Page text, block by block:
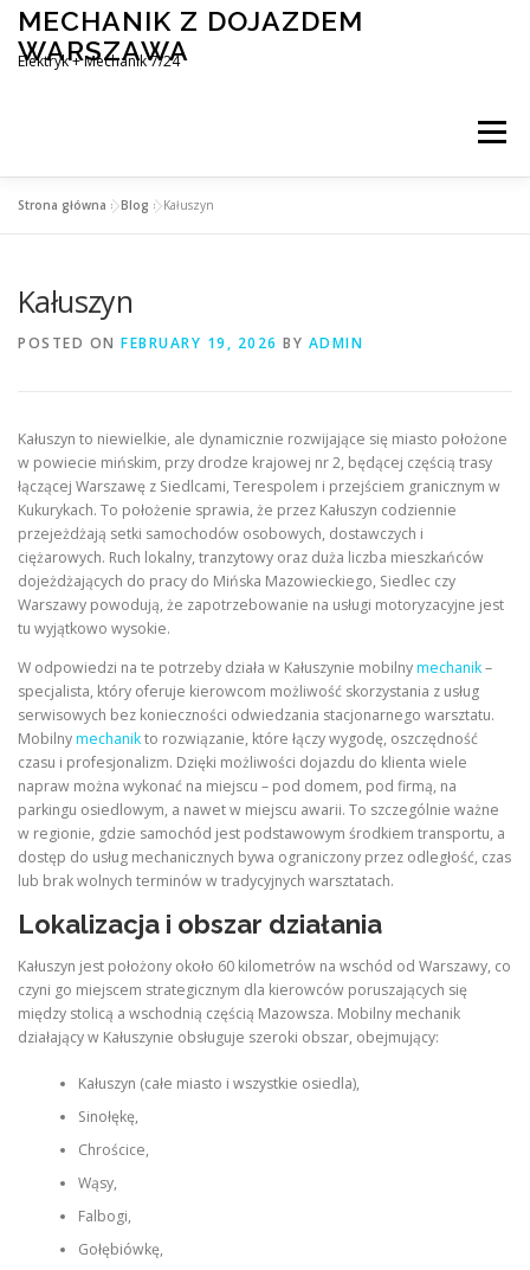
Skip
content
MECHANIK Z DOJAZDEM
WARSZAWA
Elektryk + Mechanik 7/24
Menu
ELEKTRYK SAMOCHODOWY
Strona główna »Blog »Kałuszyn
Kałuszyn
POSTED ON FEBRUARY 19, 2026 BY ADMIN
Kałuszyn to niewielkie, ale dynamicznie rozwijające się miasto położone
w powiecie mińskim, przy drodze krajowej nr 2, będącej częścią trasy
łączącej Warszawę z Siedlcami, Terespolem i przejściem granicznym w
Kukurykach. To położenie sprawia, że przez Kałuszyn codziennie
przejeżdżają setki samochodów osobowych, dostawczych i
ciężarowych. Ruch lokalny, tranzytowy oraz duża liczba mieszkańców
dojeżdżających do pracy do Mińska Mazowieckiego, Siedlec czy
Warszawy powodują, że zapotrzebowanie na usługi motoryzacyjne jest
tu wyjątkowo wysokie.
W odpowiedzi na te potrzeby działa w Kałuszynie mobilnymechanik–
specjalista, który oferuje kierowcom możliwość skorzystania z usług
serwisowych bez konieczności odwiedzania stacjonarnego warsztatu.
Mobilnymechanikto rozwiązanie, które łączy wygodę, oszczędność
czasu i profesjonalizm. Dzięki możliwości dojazdu do klienta wiele
napraw można wykonać na miejscu – pod domem, pod firmą, na
parkingu osiedlowym, a nawet w miejscu awarii. To szczególnie ważne
w regionie, gdzie samochód jest podstawowym środkiem transportu, a
dostęp do usług mechanicznych bywa ograniczony przez odległość, czas
lub brak wolnych terminów w tradycyjnych warsztatach.
Lokalizacja i obszar działania
Kałuszyn jest położony około 60 kilometrów na wschód od Warszawy, co
czyni go miejscem strategicznym dla kierowców poruszających się
między stolicą a wschodnią częścią Mazowsza. Mobilny mechanik
działający w Kałuszynie obsługuje szeroki obszar, obejmujący:
Kałuszyn (całe miasto i wszystkie osiedla),
Sinołękę,
Chrościce,
Wąsy,
Falbogi,
Gołębiówkę,